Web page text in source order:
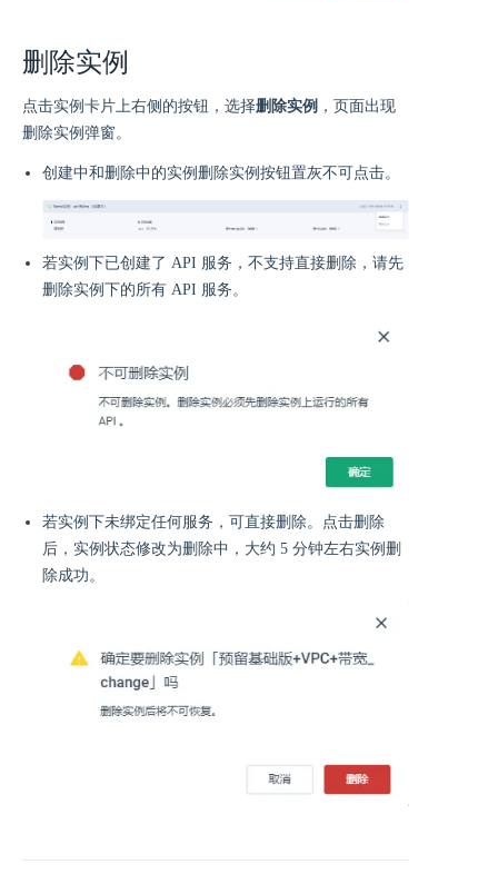
删除实例
点击实例卡片上右侧的按钮，选择删除实例 ，页面出现
删除实例弹窗。
创建中和删除中的实例删除实例按钮置灰不可点击。
若实例下已创建了 API 服务，不支持直接删除，请先
删除实例下的所有 API 服务。
若实例下未绑定任何服务，可直接删除。点击删除
后，实例状态修改为删除中，大约 5 分钟左右实例删
除成功。